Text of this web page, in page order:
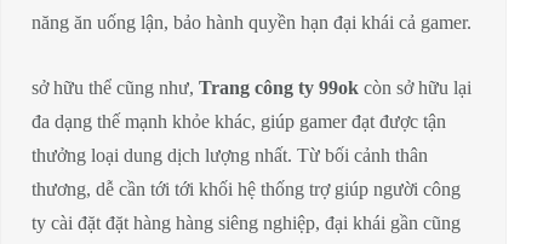
năng ăn uống lận, bảo hành quyền hạn đại khái cả gamer.
sở hữu thể cũng như, Trang công ty 99ok còn sở hữu lại
đa dạng thế mạnh khỏe khác, giúp gamer đạt được tận
thưởng loại dung dịch lượng nhất. Từ bối cảnh thân
thương, dễ cần tới tới khối hệ thống trợ giúp người công
ty cài đặt đặt hàng hàng siêng nghiệp, đại khái gần cũng